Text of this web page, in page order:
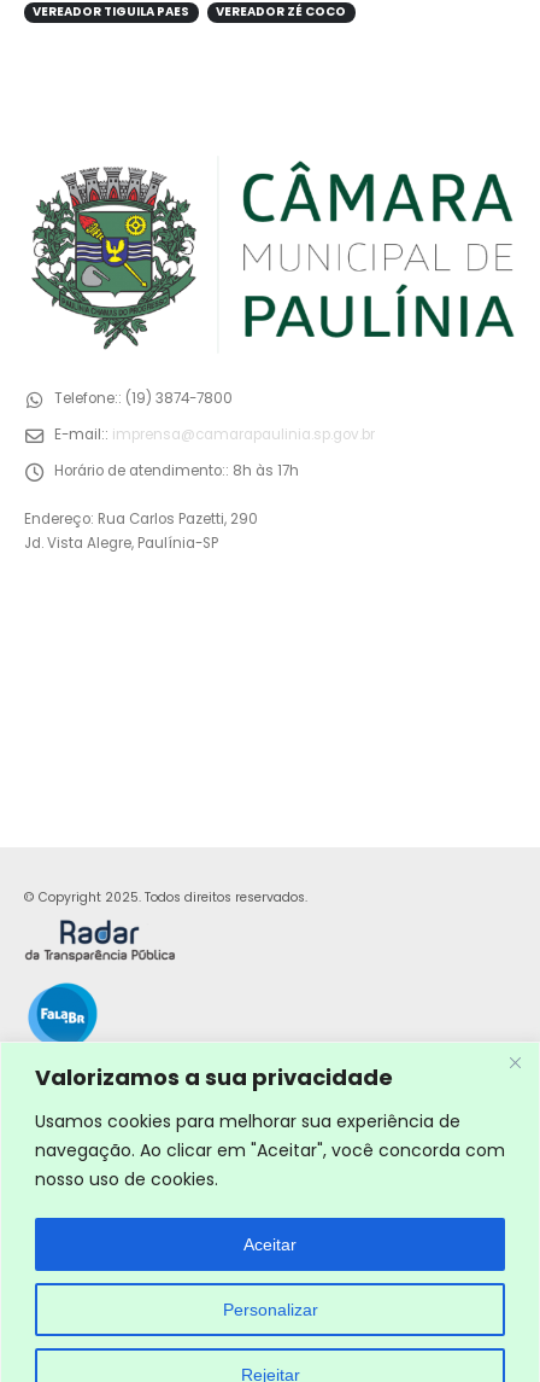
Valorizamos a sua privacidade
Usamos cookies para melhorar sua experiência de
navegação. Ao clicar em "Aceitar", você concorda com
nosso uso de cookies.
Personalizar
Rejeitar
Aceitar
VEREADOR TIGUILA PAES
VEREADOR ZÉ COCO
Telefone:: (19) 3874-7800
E-mail:: imprensa@camarapaulinia.sp.gov.br
Horário de atendimento:: 8h às 17h
Endereço: Rua Carlos Pazetti, 290
Jd. Vista Alegre, Paulínia-SP
© Copyright 2025. Todos direitos reservados.